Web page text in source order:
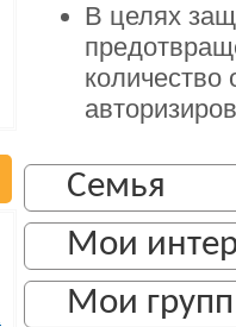
В целях
Семья
Мои
Мои